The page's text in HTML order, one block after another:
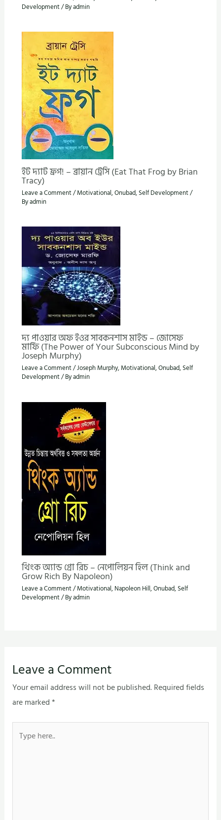
Development/ Byadmin
ইট দ্যাট ফ্রগ! – ব্রায়ান ট্রেসি (Eat That Frog by Brian
Tracy)
Leave a Comment/Motivational,Onubad, Self Development/
Byadmin
দ্য পাওয়ার অফ ইওর সাবকনশাস মাইন্ড – জোসেফ
মার্ফি (The Power of Your Subconscious Mind by
Joseph Murphy)
Leave a Comment/Joseph Murphy, Motivational,Onubad, Self
Development/ Byadmin
থিংক অ্যান্ড গ্রো রিচ – নেপোলিয়ন হিল (Think and
Grow Rich By Napoleon)
Leave a Comment/Motivational, Napoleon Hill,Onubad, Self
Development/ Byadmin
Leave a Comment
Your email address will not be published.Required fields
are marked*
here..